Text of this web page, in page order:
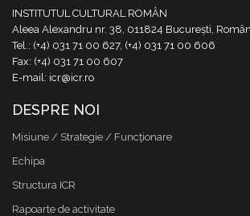
INSTITUTUL CULTURAL ROMÂN
Aleea Alexandru nr. 38, 011824 București,
Tel.: (+4) 031 71 00 627, (+4) 031 71 00 606
Fax: (+4) 031 71 00 607
E-mail: icr@icr.ro
DESPRE NOI
Misiune / Strategie / Funcţionare
Echipa
Structura ICR
Rapoarte de activitate